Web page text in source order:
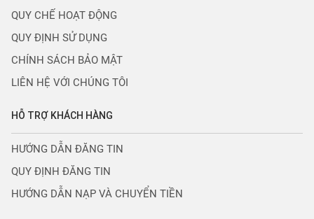
QUY CHẾ HOẠT ĐỘNG
QUY ĐỊNH SỬ DỤNG
CHÍNH SÁCH BẢO MẬT
LIÊN HỆ VỚI CHÚNG TÔI
HỖ TRỢ KHÁCH HÀNG
HƯỚNG DẪN ĐĂNG TIN
QUY ĐỊNH ĐĂNG TIN
HƯỚNG DẪN NẠP VÀ CHUYỂN TIỀN